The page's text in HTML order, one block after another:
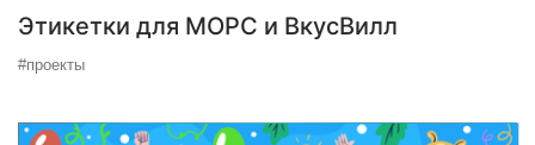
Этикетки для МОРС и ВкусВилл
#проекты